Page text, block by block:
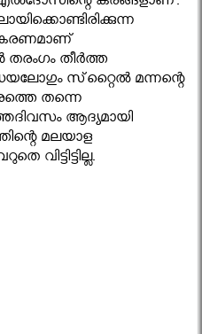
തരംഗം തീര്‍ത്ത
സ്‌റ്റൈല്‍ മന്നന്റെ
തന്നെ
ആദ്യമായി
മലയാള
വിട്ടിട്ടില്ല.